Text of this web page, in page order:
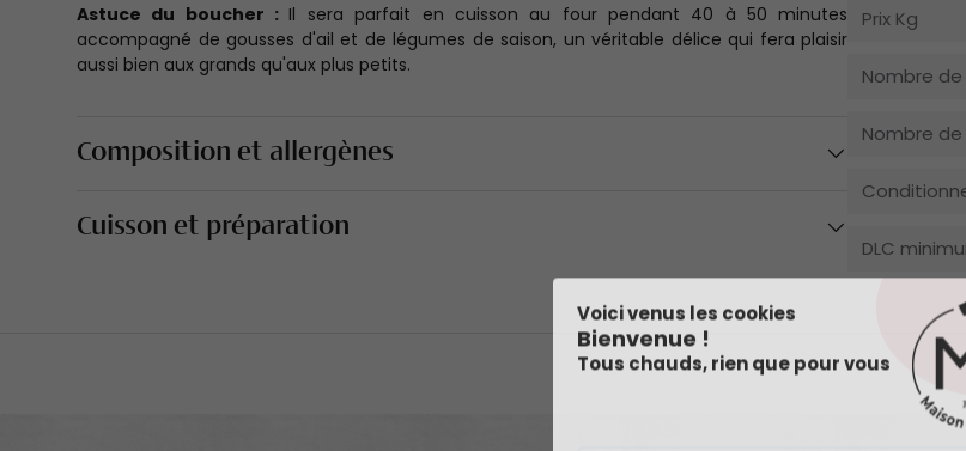
Astuce du boucher : Il sera parfait en cuisson au four pendant 40 à 50 minutes
accompagné de gousses d'ail et de légumes de saison, un véritable délice qui fera plaisir
aussi bien aux grands qu'aux plus petits.
Composition et allergènes
Cuisson et préparation
Prix Kg
Nombre
Nombre
DLC
Voici venus les cookies
Bienvenue !
Tous chauds, rien que pour vous